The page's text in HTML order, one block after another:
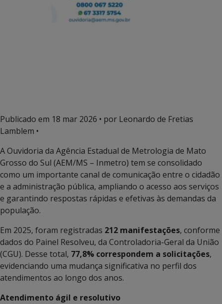
Publicado em 18 mar 2026 • por Leonardo de Fretias
Lamblem •
A Ouvidoria da Agência Estadual de Metrologia de Mato
Grosso do Sul (AEM/MS – Inmetro) tem se consolidado
como um importante canal de comunicação entre o cidadão
e a administração pública, ampliando o acesso aos serviços
e garantindo respostas rápidas e efetivas às demandas da
população.
Em 2025, foram registradas 212 manifestações, conforme
dados do Painel Resolveu, da Controladoria-Geral da União
(CGU). Desse total, 77,8% correspondem a solicitações,
evidenciando uma mudança significativa no perfil dos
atendimentos ao longo dos anos.
Atendimento ágil e resolutivo